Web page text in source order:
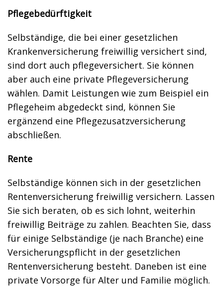
Pflegebedürftigkeit
Selbständige, die bei einer gesetzlichen
Krankenversicherung freiwillig versichert sind,
sind dort auch pflegeversichert. Sie können
aber auch eine private Pflegeversicherung
wählen. Damit Leistungen wie zum Beispiel ein
Pflegeheim abgedeckt sind, können Sie
ergänzend eine Pflegezusatzversicherung
abschließen.
Rente
Selbständige können sich in der gesetzlichen
Rentenversicherung freiwillig versichern. Lassen
Sie sich beraten, ob es sich lohnt, weiterhin
freiwillig Beiträge zu zahlen. Beachten Sie, dass
für einige Selbständige (je nach Branche) eine
Versicherungspflicht in der gesetzlichen
Rentenversicherung besteht. Daneben ist eine
private Vorsorge für Alter und Familie möglich.